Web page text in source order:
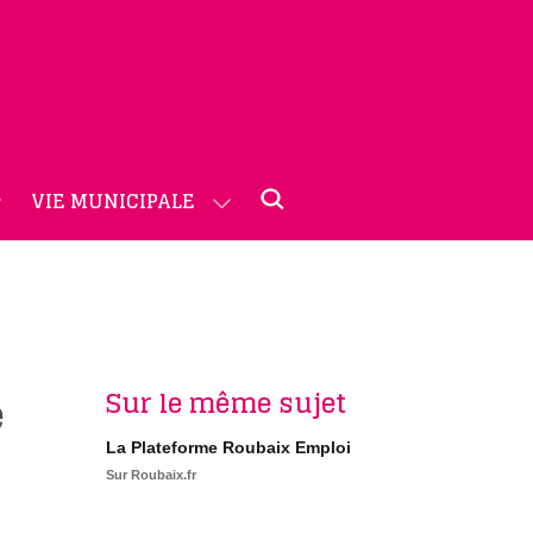
VIE MUNICIPALE
Sur le même sujet
La Plateforme Roubaix Emploi
Sur Roubaix.fr